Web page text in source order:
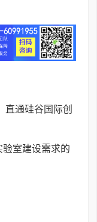
直通硅谷国际创
室建设需求的